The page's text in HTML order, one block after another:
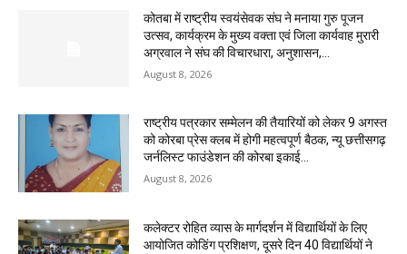
कोतबा में राष्ट्रीय स्वयंसेवक संघ ने मनाया गुरु पूजन
उत्सव, कार्यक्रम के मुख्य वक्ता एवं जिला कार्यवाह मुरारी
अग्रवाल ने संघ की विचारधारा, अनुशासन,...
August 8, 2026
राष्ट्रीय पत्रकार सम्मेलन की तैयारियों को लेकर 9 अगस्त
को कोरबा प्रेस क्लब में होगी महत्वपूर्ण बैठक, न्यू छत्तीसगढ़
जर्नलिस्ट फाउंडेशन की कोरबा इकाई...
August 8, 2026
कलेक्टर रोहित व्यास के मार्गदर्शन में विद्यार्थियों के लिए
आयोजित कोडिंग प्रशिक्षण, दूसरे दिन 40 विद्यार्थियों ने